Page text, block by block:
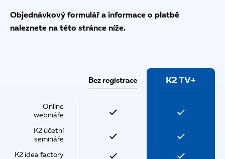
Objednávkový formulář a informace o platbě
naleznete na této stránce níže.
Bez registrace K2 TV+
Online
webináře
K2 účetní
semináře
K2 idea factory